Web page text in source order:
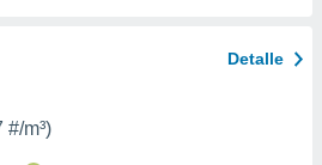
Detalle
#/m³)